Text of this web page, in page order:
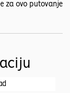
za ovo putovanje